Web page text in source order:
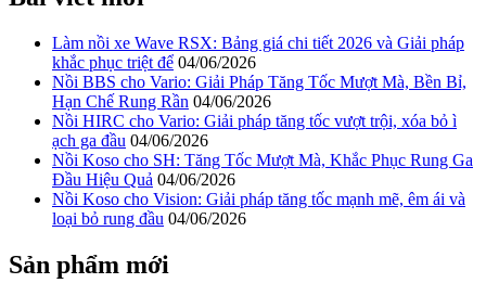
Làm nồi xe Wave RSX: Bảng giá chi tiết 2026 và Giải pháp
khắc phục triệt để 04/06/2026
Nồi BBS cho Vario: Giải Pháp Tăng Tốc Mượt Mà, Bền Bỉ,
Hạn Chế Rung Rần 04/06/2026
Nồi HIRC cho Vario: Giải pháp tăng tốc vượt trội, xóa bỏ ì
ạch ga đầu 04/06/2026
Nồi Koso cho SH: Tăng Tốc Mượt Mà, Khắc Phục Rung Ga
Đầu Hiệu Quả 04/06/2026
Nồi Koso cho Vision: Giải pháp tăng tốc mạnh mẽ, êm ái và
loại bỏ rung đầu 04/06/2026
Sản phẩm mới